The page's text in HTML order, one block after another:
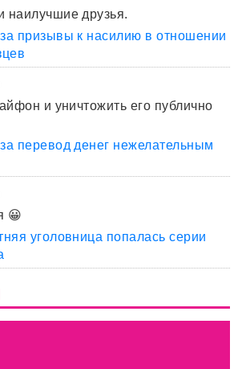
наилучшие друзья.
призывы к насилию в отношении
и уничтожить его публично
перевод денег нежелательным
😀
уголовница попалась серии